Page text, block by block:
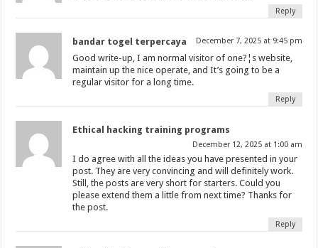
Reply
bandar togel terpercaya December 7, 2025 at 9:45 pm
Good write-up, I am normal visitor of one?¦s website,
maintain up the nice operate, and It’s going to be a
regular visitor for a long time.
Reply
Ethical hacking training programs
December 12, 2025 at 1:00 am
I do agree with all the ideas you have presented in your
post. They are very convincing and will definitely work.
Still, the posts are very short for starters. Could you
please extend them a little from next time? Thanks for
the post.
Reply